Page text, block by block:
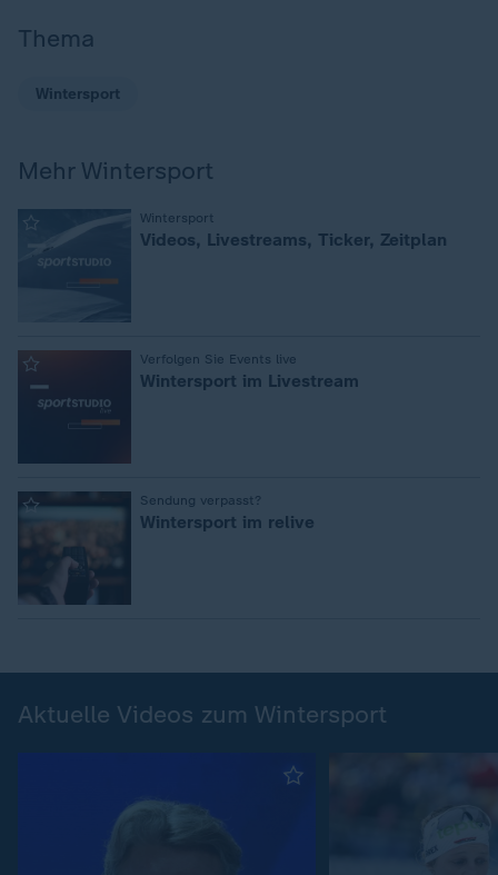
Thema
Wintersport
Mehr Wintersport
Wintersport
Videos, Livestreams, Ticker, Zeitplan
Verfolgen Sie Events live
Wintersport im Livestream
Sendung verpasst?
:
Wintersport im relive
Aktuelle Videos zum Wintersport